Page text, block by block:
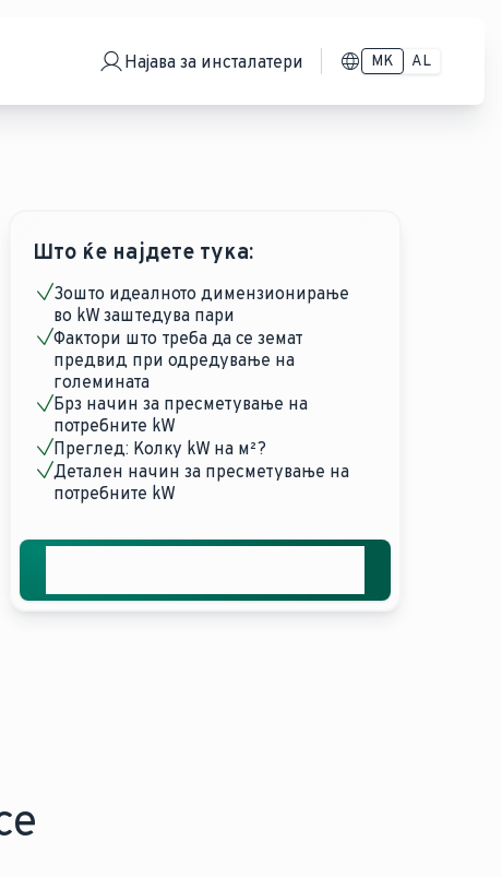
Најава за инсталатери MK AL
Што ќе најдете тука:
Зошто идеалното димензионирање
во kW заштедува пари
Фактори што треба да се земат
предвид при одредување на
големината
Брз начин за пресметување на
потребните kW
Преглед: Колку kW на м²?
Детален начин за пресметување на
потребните kW